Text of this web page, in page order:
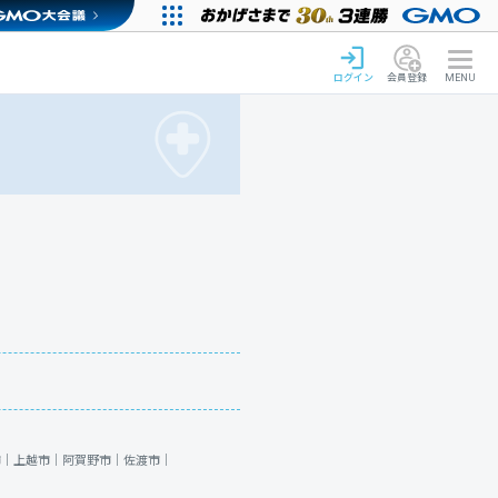
ログイン 会員登録 MENU
上越市｜ 阿賀野市｜ 佐渡市｜